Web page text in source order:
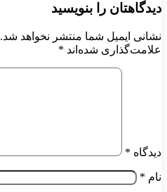
دیدگاهتان را بنویسید
نشانی ایمیل شما منتشر نخواهد شد.
علامت‌گذاری شده‌اند *
دیدگاه *
نام *